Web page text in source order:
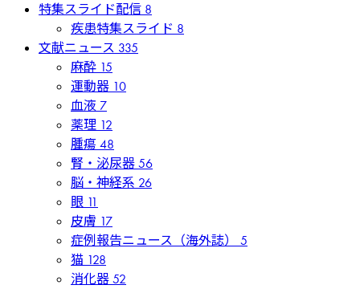
特集スライド配信 8
疾患特集スライド 8
文献ニュース 335
麻酔 15
運動器 10
血液 7
薬理 12
腫瘍48
腎・泌尿器56
脳・神経系 26
眼 11
皮膚 17
症例報告ニュース（海外誌） 5
猫 128
消化器52